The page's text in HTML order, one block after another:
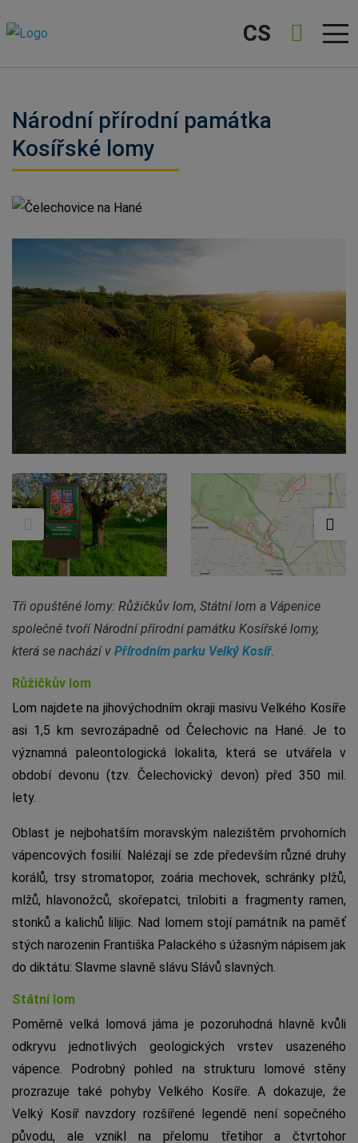
CS
Národní přírodní památka
Kosířské lomy
Čelechovice na Hané
Tři opuštěné lomy: Růžičkův lom, Státní lom a Vápenice
společně tvoří Národní přírodní památku Kosířské lomy,
která se nachází v Přírodním parku Velký Kosíř.
Růžičkův lom
Lom najdete na jihovýchodním okraji masivu Velkého Kosíře
asi 1,5 km sevrozápadně od Čelechovic na Hané. Je to
významná paleontologická lokalita, která se utvářela v
období devonu (tzv. Čelechovický devon) před 350 mil.
lety.
Oblast je nejbohatším moravským nalezištěm prvohorních
vápencových fosilií. Nalézají se zde především různé druhy
korálů, trsy stromatopor, zoária mechovek, schránky plžů,
mlžů, hlavonožců, skořepatci, trilobiti a fragmenty ramen,
stonků a kalichů lilijic. Nad lomem stojí památník na paměť
stých narozenin Františka Palackého s úžasným nápisem jak
do diktátu: Slavme slavně slávu Slávů slavných.
Státní lom
Poměrně velká lomová jáma je pozoruhodná hlavně kvůli
odkryvu jednotlivých geologických vrstev usazeného
vápence. Podrobný pohled na strukturu lomové stěny
prozrazuje také pohyby Velkého Kosíře. A dokazuje, že
Velký Kosíř navzdory rozšířené legendě není sopečného
původu, ale vznikl na přelomu třetihor a čtvrtohor